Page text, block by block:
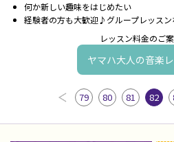
何か新しい趣味をはじめたい
経験者の方も大歓迎♪グループレッスン
レッスン料金のご
ヤマハ大人の音楽
79 80 81 82